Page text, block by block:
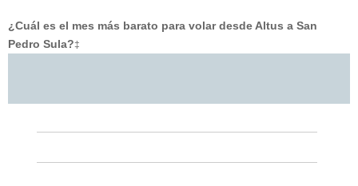
¿Cuál es el mes más barato para volar desde Altus a San
Pedro Sula?‡